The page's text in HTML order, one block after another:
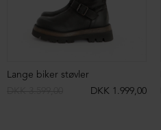
Lange biker støvler
DKK 1.999,00